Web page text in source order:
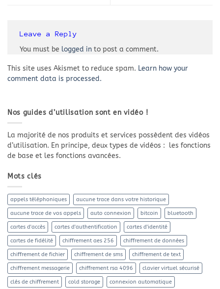
Leave a Reply
You must be logged in to post a comment.
This site uses Akismet to reduce spam. Learn how your
comment data is processed.
Nos guides d’utilisation sont en vidéo !
La majorité de nos produits et services possèdent des vidéos
d’utilisation. En principe, deux types de vidéos : les fonctions
de base et les fonctions avancées.
Mots clés
appels téléphoniques aucune trace dans votre historique
aucune trace de vos appels auto connexion bitcoin bluetooth
cartes d'accès cartes d'authentification cartes d'identité
cartes de fidélité chiffrement aes 256 chiffrement de données
chiffrement de fichier chiffrement de sms chiffrement de text
chiffrement messagerie chiffrement rsa 4096 clavier virtuel sécurisé
clés de chiffrement cold storage connexion automatique